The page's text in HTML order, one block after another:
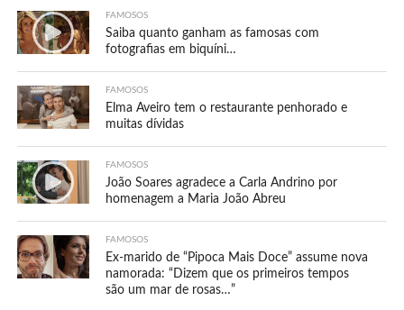
FAMOSOS
Saiba quanto ganham as famosas com
fotografias em biquíni…
FAMOSOS
Elma Aveiro tem o restaurante penhorado e
muitas dívidas
FAMOSOS
João Soares agradece a Carla Andrino por
homenagem a Maria João Abreu
FAMOSOS
Ex-marido de “Pipoca Mais Doce” assume nova
namorada: “Dizem que os primeiros tempos
são um mar de rosas…”